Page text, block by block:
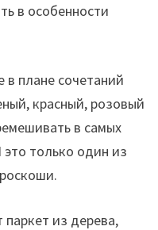
в особенности
в плане сочетаний
красный, розовый
в самых
только один из
из дерева,